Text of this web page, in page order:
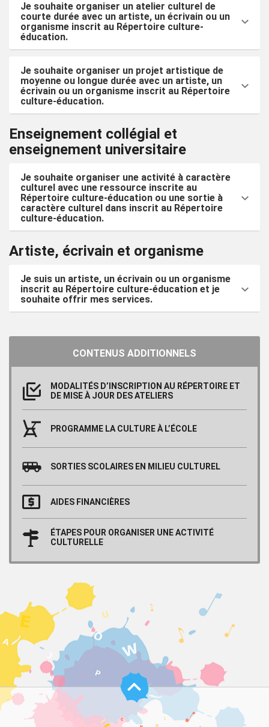
Je souhaite organiser un atelier culturel de
courte durée avec un artiste, un écrivain ou un
organisme inscrit au Répertoire culture-
éducation.
Je souhaite organiser un projet artistique de
moyenne ou longue durée avec un artiste, un
écrivain ou un organisme inscrit au Répertoire
culture-éducation.
Enseignement collégial et
enseignement universitaire
Je souhaite organiser une activité à caractère
culturel avec une ressource inscrite au
Répertoire culture-éducation ou une sortie à
caractère culturel dans inscrit au Répertoire
culture-éducation.
Artiste, écrivain et organisme
Je suis un artiste, un écrivain ou un organisme
inscrit au Répertoire culture-éducation et je
souhaite offrir mes services.
CONTENUS ADDITIONNELS
MODALITÉS D’INSCRIPTION AU RÉPERTOIRE ET
DE MISE À JOUR DES ATELIERS
PROGRAMME LA CULTURE À L’ÉCOLE
SORTIES SCOLAIRES EN MILIEU CULTUREL
AIDES FINANCIÈRES
ÉTAPES POUR ORGANISER UNE ACTIVITÉ
CULTURELLE
de
page